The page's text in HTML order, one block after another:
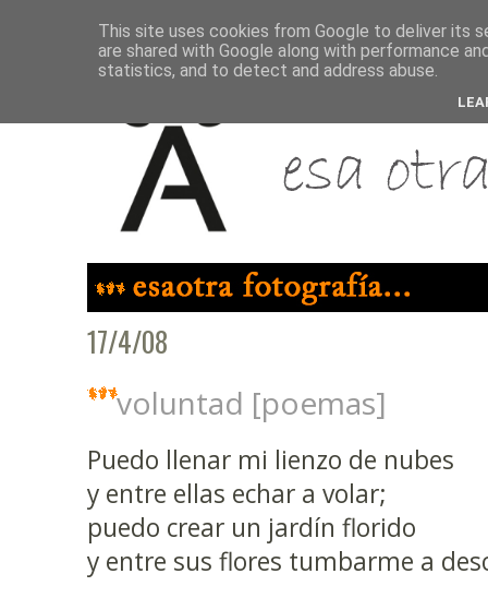
17/4/08
voluntad [poemas]
Puedo llenar mi lienzo de nubes
y entre ellas echar a volar;
puedo crear un jardín florido
y entre sus flores tumbarme a
This site uses cookies from Google to deliver its
are shared with Google along with performance
statistics, and to detect and address abuse.